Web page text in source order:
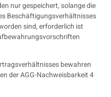
nur gespeichert, solange die
Beschäftigungsverhältnisses
sind, erforderlich ist
bewahren
der AGG-Nachweisbarkeit 4